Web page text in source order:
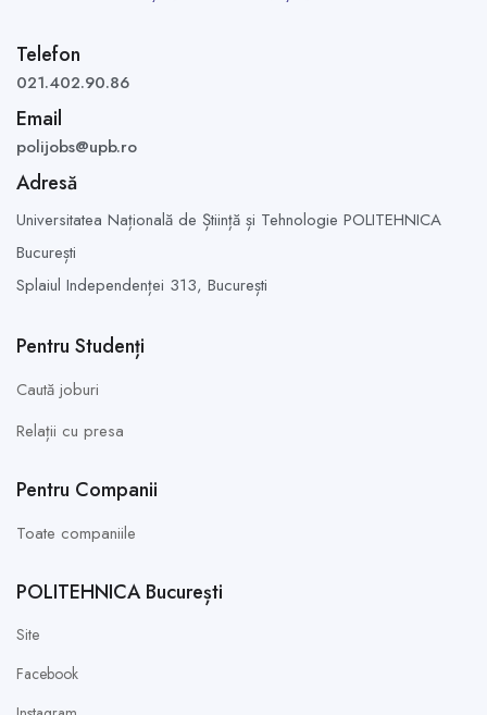
Telefon
021.402.90.86
Email
polijobs@upb.ro
Adresă
Universitatea Națională de Știință și Tehnologie POLITEHNICA
București
Splaiul Independenței 313, București
Pentru Studenți
Caută joburi
Relații cu presa
Pentru Companii
Toate companiile
POLITEHNICA București
Site
Facebook